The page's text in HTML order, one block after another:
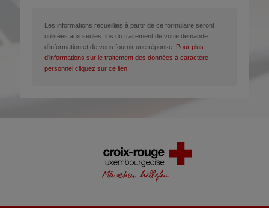
Les informations recueillies à partir de ce formulaire seront
utilisées aux seules fins du traitement de votre demande
d’information et de vous fournir une réponse. Pour plus
d’informations sur le traitement des données à caractère
personnel cliquez sur ce lien.